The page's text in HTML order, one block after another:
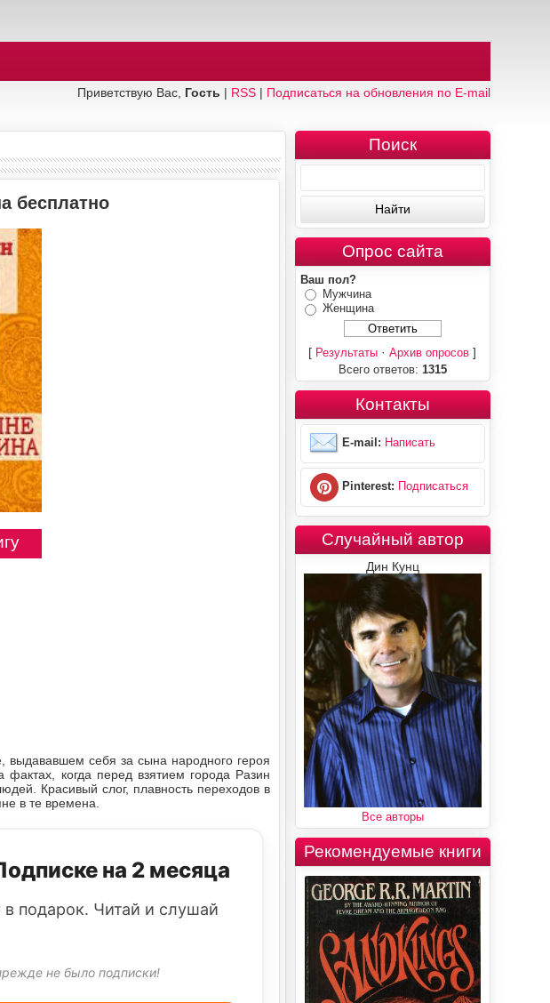
Приветствую Вас, Гость | RSS| Подписаться на обновления по E-mail
бесплатно
выдававшем себя за сына народного героя
когда перед взятием города Разин
Красивый слог, плавность переходов в
в те времена.
на 2 месяца
подарок. Читай и слушай
не было подписки!
Поиск
Опрос сайта
Ваш пол?
Мужчина
Женщина
[ Результаты ·Архив опросов ]
Всего ответов: 1315
Контакты
E-mail: Написать
Pinterest: Подписаться
Случайный автор
Дин Кунц
Все авторы
Рекомендуемые книги